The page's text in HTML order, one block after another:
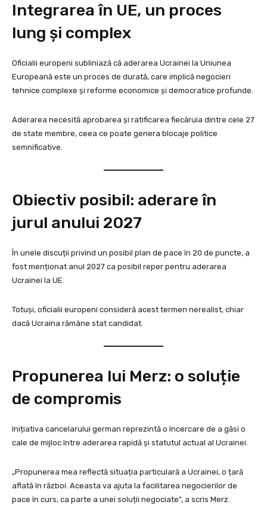
Integrarea în UE, un proces
lung și complex
Oficialii europeni subliniază că aderarea Ucrainei la Uniunea
Europeană este un proces de durată, care implică negocieri
tehnice complexe și reforme economice și democratice profunde.
Aderarea necesită aprobarea și ratificarea fiecăruia dintre cele 27
de state membre, ceea ce poate genera blocaje politice
semnificative.
Obiectiv posibil: aderare în
jurul anului 2027
În unele discuții privind un posibil plan de pace în 20 de puncte, a
fost menționat anul 2027 ca posibil reper pentru aderarea
Ucrainei la UE.
Totuși, oficialii europeni consideră acest termen nerealist, chiar
dacă Ucraina rămâne stat candidat.
Propunerea lui Merz: o soluție
de compromis
Inițiativa cancelarului german reprezintă o încercare de a găsi o
cale de mijloc între aderarea rapidă și statutul actual al Ucrainei.
„Propunerea mea reflectă situația particulară a Ucrainei, o țară
aflată în război. Aceasta va ajuta la facilitarea negocierilor de
pace în curs, ca parte a unei soluții negociate”, a scris Merz.